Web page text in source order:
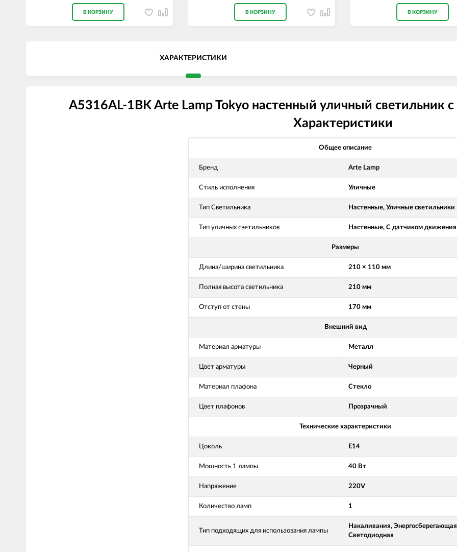
В КОРЗИНУ В КОРЗИНУ В КОРЗИНУ
ХАРАКТЕРИСТИКИ
A5316AL-1BK Arte Lamp Tokyo настенный уличный светильник
Характеристики
Общее описание
Бренд Arte Lamp
Стиль исполнения Уличные
Тип Светильника Настенные, Уличные светильники
Тип уличных светильников Настенные, С датчиком движения
Размеры
Длина/ширина светильника 210 × 110 мм
Полная высота светильника 210 мм
Отступ от стены 170 мм
Внешний вид
Материал арматуры Металл
Цвет арматуры Черный
Материал плафона Стекло
Цвет плафонов Прозрачный
Технические характеристики
Цоколь Е14
Мощность 1 лампы 40 Вт
Напряжение 220V
Количество ламп 1
Тип подходящих для использования лампы
Накаливания,
Светодиодная